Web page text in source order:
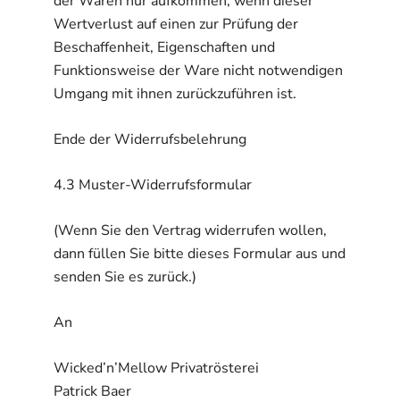
Wertverlust auf einen zur Prüfung der
Beschaffenheit, Eigenschaften und
Funktionsweise der Ware nicht notwendigen
Umgang mit ihnen zurückzuführen ist.
Ende der Widerrufsbelehrung
4.3 Muster-Widerrufsformular
(Wenn Sie den Vertrag widerrufen wollen,
dann füllen Sie bitte dieses Formular aus und
senden Sie es zurück.)
An
Wicked’n’Mellow Privatrösterei
Patrick Baer